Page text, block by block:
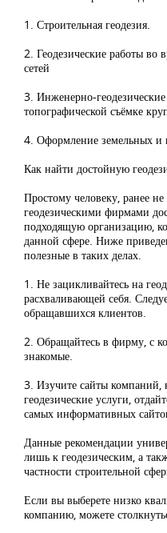
1. Строительная геодезия.
2. Геодезические работы
сетей
3. Инженерно-
топографической съёмке
4. Оформление земельных и
Как найти достойную
Простому человеку, ранее
геодезическими фирмами
подходящую организацию,
данной сфере. Ниже
полезные в таких делах.
1. Не зацикливайтесь на
расхваливающей себя.
обращавшихся клиентов.
2. Обращайтесь в фирму, с
знакомые.
3. Изучите сайты компаний,
геодезические услуги,
самых информативных
Данные рекомендации
лишь к геодезическим, а
частности строительной
Если вы выберете низко
компанию, можете